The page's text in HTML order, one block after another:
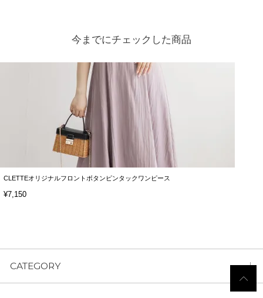
今までにチェックした商品
CLETTEオリジナルフロントボタンピンタックワンピース
¥7,150
CATEGORY